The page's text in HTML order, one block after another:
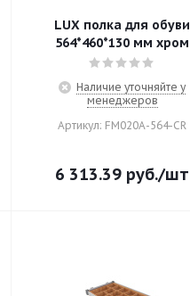
LUX полка для обуви
564*460*130 мм хром
Наличие уточняйте у
менеджеров
Артикул: FM020A-564-CR
6 313.39 руб./шт